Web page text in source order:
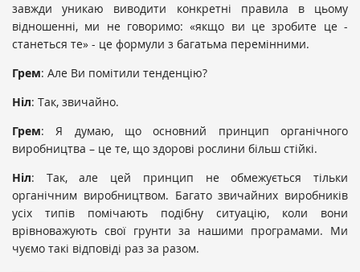
завжди уникаю виводити конкретні правила в цьому
відношенні, ми не говоримо: «якщо ви це зробите це -
станеться те» - це формули з багатьма перемінними.
Грем: Але Ви помітили тенденцію?
Ніл: Так, звичайно.
Грем: Я думаю, що основний принцип органічного
виробництва – це те, що здорові рослини більш стійкі.
Ніл: Так, але цей принцип не обмежується тільки
органічним виробництвом. Багато звичайних виробників
усіх типів помічають подібну ситуацію, коли вони
врівноважують свої грунти за нашими програмами. Ми
чуємо такі відповіді раз за разом.